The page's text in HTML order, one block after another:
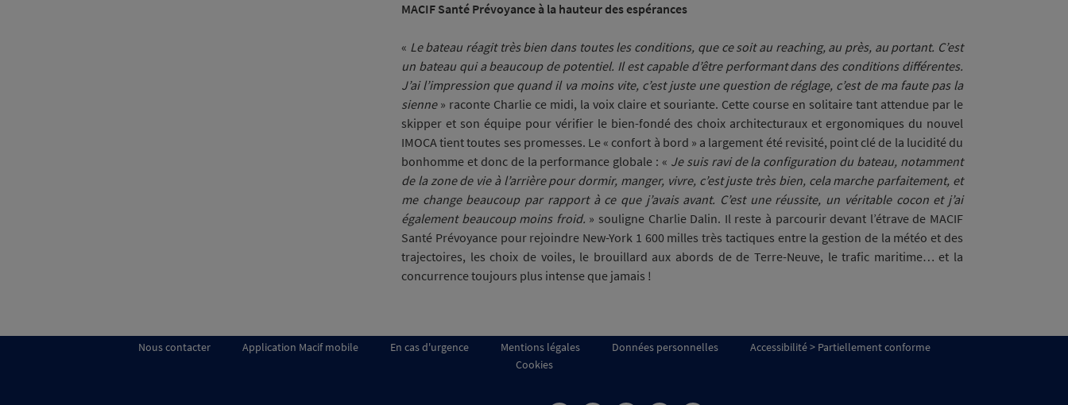
MACIF Santé Prévoyance à la hauteur des espérances
« Le bateau réagit très bien dans toutes les conditions, que ce soit au reaching, au près, au portant. C’est
un bateau qui a beaucoup de potentiel. Il est capable d’être performant dans des conditions différentes.
J’ai l’impression que quand il va moins vite, c’est juste une question de réglage, c’est de ma faute pas la
sienne » raconte Charlie ce midi, la voix claire et souriante. Cette course en solitaire tant attendue par le
skipper et son équipe pour vérifier le bien-fondé des choix architecturaux et ergonomiques du nouvel
IMOCA tient toutes ses promesses. Le « confort à bord » a largement été revisité, point clé de la lucidité du
bonhomme et donc de la performance globale : « Je suis ravi de la configuration du bateau, notamment
de la zone de vie à l’arrière pour dormir, manger, vivre, c’est juste très bien, cela marche parfaitement, et
me change beaucoup par rapport à ce que j’avais avant. C’est une réussite, un véritable cocon et j’ai
également beaucoup moins froid. » souligne Charlie Dalin. Il reste à parcourir devant l’étrave de MACIF
Santé Prévoyance pour rejoindre New-York 1 600 milles très tactiques entre la gestion de la météo et des
trajectoires, les choix de voiles, le brouillard aux abords de de Terre-Neuve, le trafic maritime… et la
concurrence toujours plus intense que jamais !
Nous contacter Application Macif mobile En cas d'urgence Mentions légales Données personnelles
Accessibilité > Partiellement conforme
Cookies